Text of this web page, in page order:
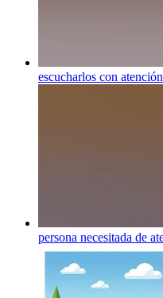
escucharlos con atención
persona necesitada de